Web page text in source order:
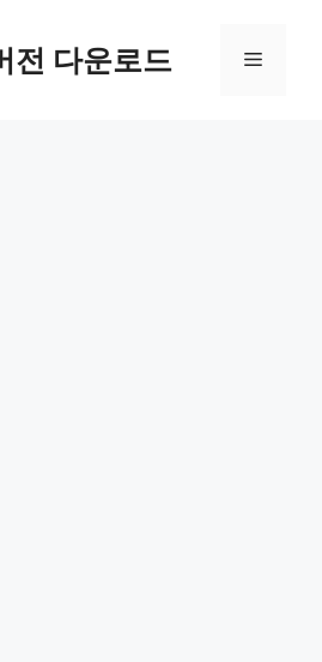
전 다운로드 메